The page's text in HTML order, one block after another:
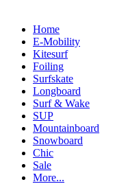
Home
E-Mobility
Kitesurf
Foiling
Surfskate
Longboard
Surf & Wake
SUP
Mountainboard
Snowboard
Chic
Sale
More...